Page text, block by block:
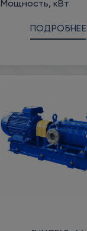
Мощность, кВт
ПОДРОБНЕЕ